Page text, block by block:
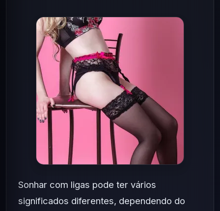
Sonhar com ligas pode ter vários
significados diferentes, dependendo do